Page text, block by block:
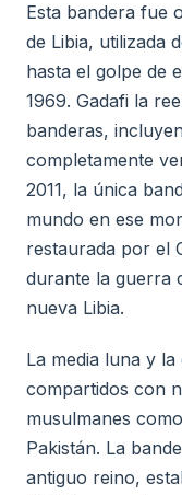
Esta bandera fue
de Libia, utilizada
hasta el golpe de
1969. Gadafi la
banderas,
completamente
2011, la única
mundo en ese
restaurada por el
durante la guerra
nueva Libia.
La media luna y
compartidos con
musulmanes
Pakistán. La
antiguo reino,